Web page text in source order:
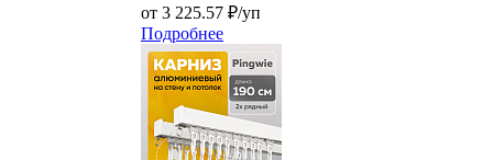
от 3 225.57 ₽/уп
Подробнее